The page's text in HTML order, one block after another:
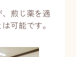
煎じ薬を適
可能です。